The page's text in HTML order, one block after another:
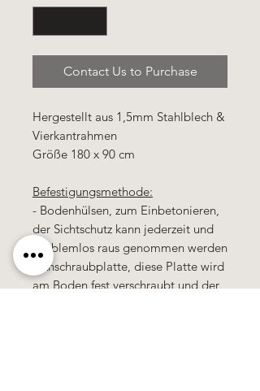
Contact Us to Purchase
Hergestellt aus 1,5mm Stahlblech &
Vierkantrahmen
Größe 180 x 90 cm
Befestigungsmethode:
- Bodenhülsen, zum Einbetonieren,
der Sichtschutz kann jederzeit und
problemlos raus genommen werden
- Anschraubplatte, diese Platte wird
am Boden fest verschraubt und der